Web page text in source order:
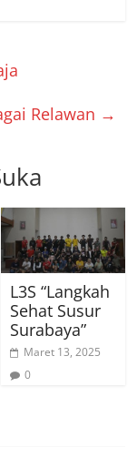
Relawan →
L3S “Langkah
Sehat Susur
Surabaya”
Maret 13, 2025
0